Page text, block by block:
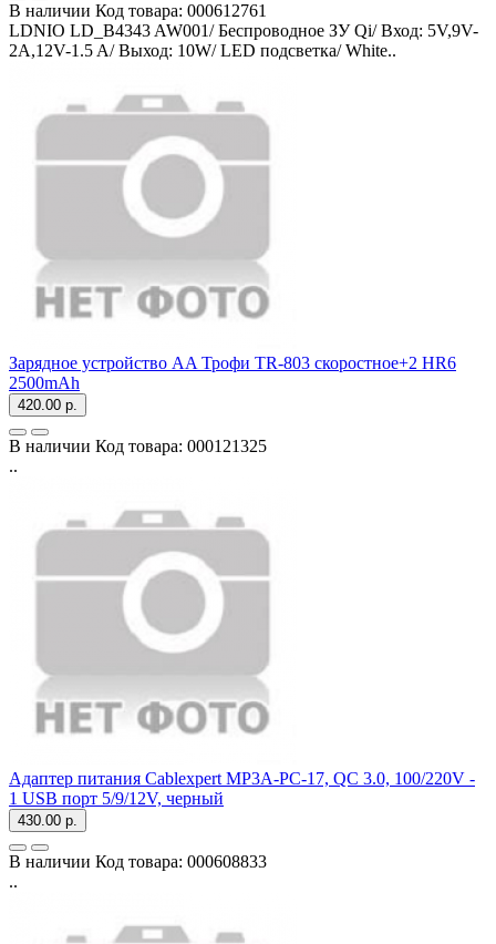
В наличии Код товара: 000612761
LDNIO LD_B4343 AW001/ Беспроводное ЗУ Qi/ Вход: 5V,9V-
2A,12V-1.5 A/ Выход: 10W/ LED подсветка/ White..
Зарядное устройство AA Трофи TR-803 скоростное+2 HR6
2500mAh
420.00 р.
В наличии Код товара: 000121325
..
Адаптер питания Cablexpert MP3A-PC-17, QC 3.0, 100/220V -
1 USB порт 5/9/12V, черный
430.00 р.
В наличии Код товара: 000608833
..